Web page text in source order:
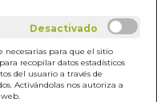
necesarias para que el sitio
recopilar datos estadísticos
del usuario a través de
Activándolas nos autoriza a